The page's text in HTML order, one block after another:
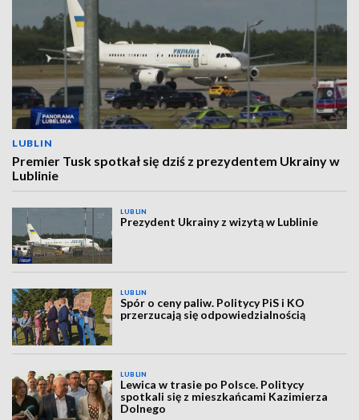
LUBLIN
Premier Tusk spotkał się dziś z prezydentem Ukrainy w
Lublinie
LUBLIN
Prezydent Ukrainy z wizytą w Lublinie
LUBLIN
Spór o ceny paliw. Politycy PiS i KO
przerzucają się odpowiedzialnością
LUBLIN
Lewica w trasie po Polsce. Politycy
spotkali się z mieszkańcami Kazimierza
Dolnego